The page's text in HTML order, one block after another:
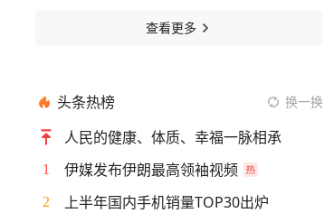
查看更多
头条热榜 换一换
人民的健康、体质、幸福一脉相承
1 伊媒发布伊朗最高领袖视频
2 上半年国内手机销量TOP30出炉